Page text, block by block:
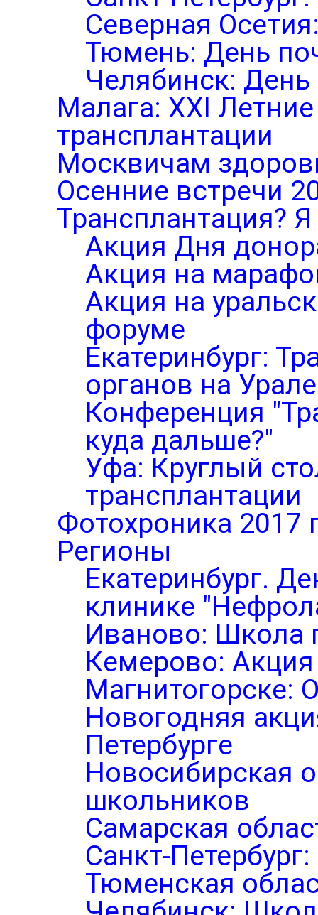
Северная
Тюмень: День
Челябинск: День
Малага: XXI
трансплантации
Москвичам
Осенние встречи
Трансплантация?
Акция Дня
Акция на
Акция на
форуме
Екатеринбург:
органов на Урале
Конференция
куда дальше?"
Уфа: Круглый
трансплантации
Фотохроника 2017
Регионы
Екатеринбург.
клинике
Иваново: Школа
Кемерово:
Магнитогорске:
Новогодняя
Петербурге
Новосибирская
школьников
Самарская
Санкт-
Тюменская